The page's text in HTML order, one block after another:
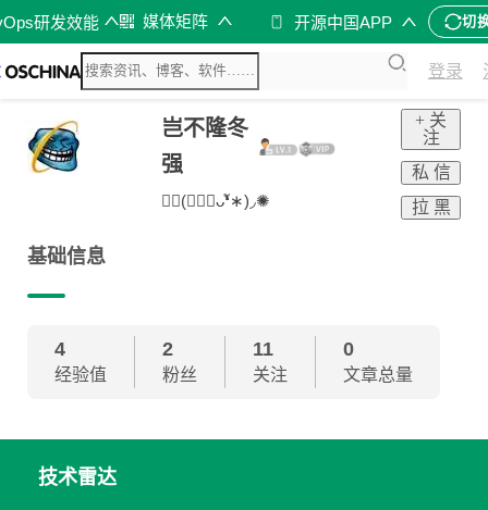
研发效能 媒体矩阵 开源中国APP 切
登录
岂不隆冬
强
✺◟(∗❛ัᴗ❛ั∗)◞✺
+ 关
注
私 信
拉 黑
基础信息
4
经验值
2
粉丝
11
关注
0
文章总量
技术雷达